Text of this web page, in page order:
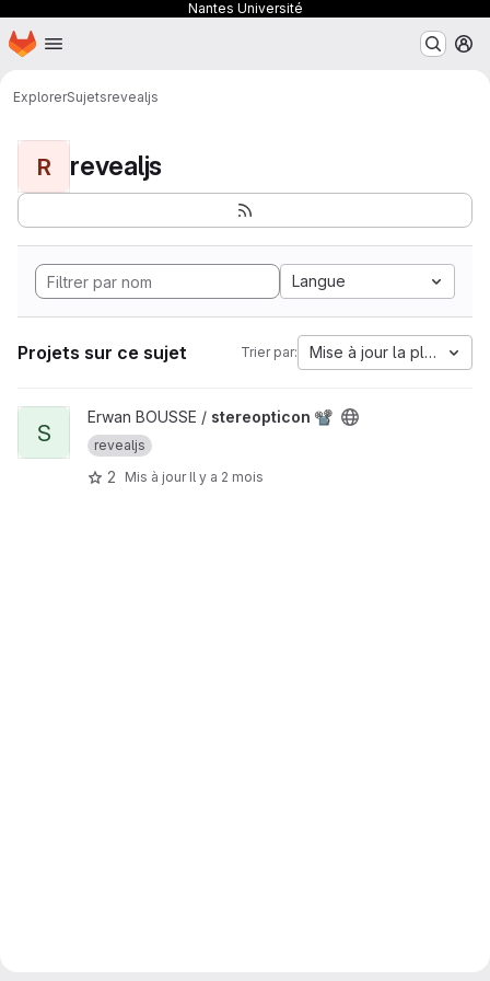
Nantes Université
Passer au contenu principal
Page d'accueil
ExplorerSujetsrevealjs
R revealjs
Langue
Projets sur ce sujet Trier par: Mise à jour la plus
Afficher le projet stereopticon 📽
S
Erwan BOUSSE / stereopticon 📽
revealjs
2 Mis à jour Il y a 2 mois